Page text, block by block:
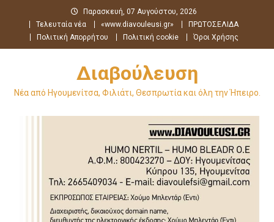
περιεχόμενο
Παρασκευή, 07 Αυγούστου, 2026
Τελευταία νέα
«www.diavouleusi.gr»
ΠΡΩΤΟΣΕΛΙΔΑ
Πολιτική Απορρήτου
Πολιτική cookie Όροι Χρήσης
Διαβούλευση
Νέα από Ηγουμενίτσα, Φιλιάτι, Θεσπρωτία και όλη την Ήπειρο.